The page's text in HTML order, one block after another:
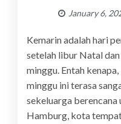
January 6,
Kemarin adalah hari
setelah libur Natal
minggu. Entah
minggu ini terasa
sekeluarga
Hamburg, kota